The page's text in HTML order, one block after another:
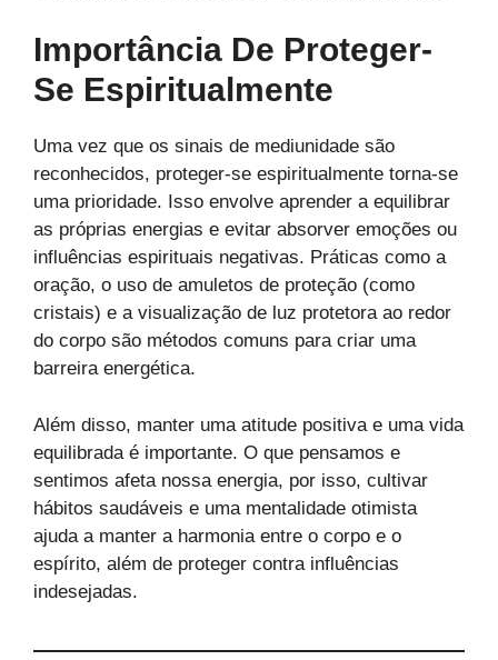
Importância De Proteger-
Se Espiritualmente
Uma vez que os sinais de mediunidade são
reconhecidos, proteger-se espiritualmente torna-se
uma prioridade. Isso envolve aprender a equilibrar
as próprias energias e evitar absorver emoções ou
influências espirituais negativas. Práticas como a
oração, o uso de amuletos de proteção (como
cristais) e a visualização de luz protetora ao redor
do corpo são métodos comuns para criar uma
barreira energética.
Além disso, manter uma atitude positiva e uma vida
equilibrada é importante. O que pensamos e
sentimos afeta nossa energia, por isso, cultivar
hábitos saudáveis e uma mentalidade otimista
ajuda a manter a harmonia entre o corpo e o
espírito, além de proteger contra influências
indesejadas.